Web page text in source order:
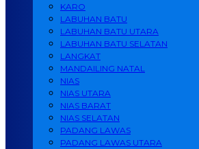
KARO
LABUHAN BATU
LABUHAN BATU UTARA
LABUHAN BATU SELATAN
LANGKAT
MANDAILING NATAL
NIAS
NIAS UTARA
NIAS BARAT
NIAS SELATAN
PADANG LAWAS
PADANG LAWAS UTARA